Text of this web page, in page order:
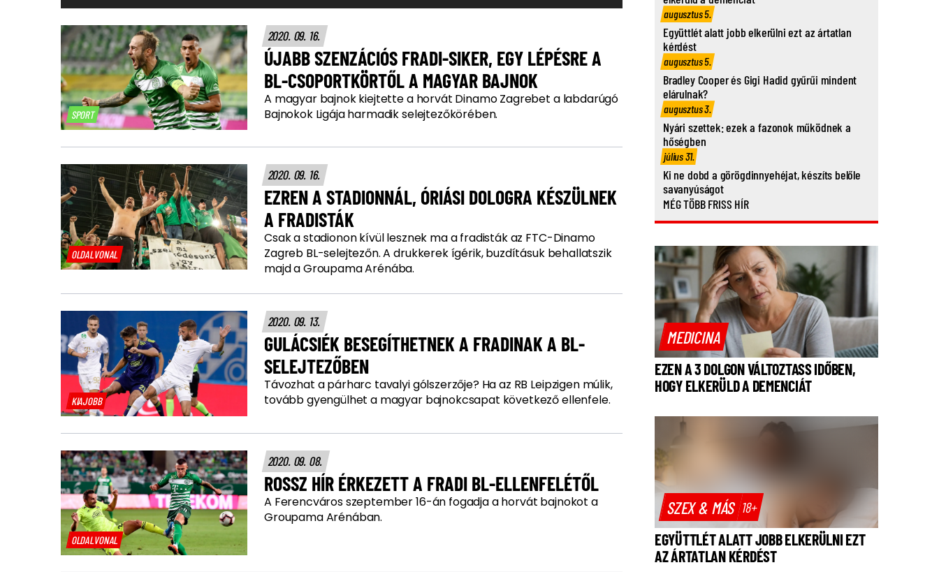
SPORT
2020. 09. 16.
ÚJABB SZENZÁCIÓS FRADI-SIKER, EGY LÉPÉSRE A
BL-CSOPORTKÖRTŐL A MAGYAR BAJNOK
A magyar bajnok kiejtette a horvát Dinamo Zagrebet a labdarúgó
Bajnokok Ligája harmadik selejtezőkörében.
OLDALVONAL
2020. 09. 16.
EZREN A STADIONNÁL, ÓRIÁSI DOLOGRA KÉSZÜLNEK
A FRADISTÁK
Csak a stadionon kívül lesznek ma a fradisták az FTC-Dinamo
Zagreb BL-selejtezőn. A drukkerek ígérik, buzdításuk behallatszik
majd a Groupama Arénába.
KIAJOBB
2020. 09. 13.
GULÁCSIÉK BESEGÍTHETNEK A FRADINAK A BL-
SELEJTEZŐBEN
Távozhat a párharc tavalyi gólszerzője? Ha az RB Leipzigen múlik,
tovább gyengülhet a magyar bajnokcsapat következő ellenfele.
OLDALVONAL
2020. 09. 08.
ROSSZ HÍR ÉRKEZETT A FRADI BL-ELLENFELÉTŐL
A Ferencváros szeptember 16-án fogadja a horvát bajnokot a
Groupama Arénában.
augusztus 5.
Együttlét alatt jobb elkerülni ezt az ártatlan
kérdést
augusztus 5.
Bradley Cooper és Gigi Hadid gyűrűi mindent
elárulnak?
augusztus 3.
Nyári szettek: ezek a fazonok működnek a
hőségben
július 31.
Ki ne dobd a görögdinnyehéjat, készíts belőle
savanyúságot
MÉG TÖBB FRISS HÍR
MEDICINA
EZEN A 3 DOLGON VÁLTOZTASS IDŐBEN,
HOGY ELKERÜLD A DEMENCIÁT
SZEX & MÁS 18+
EGYÜTTLÉT ALATT JOBB ELKERÜLNI EZT
AZ ÁRTATLAN KÉRDÉST